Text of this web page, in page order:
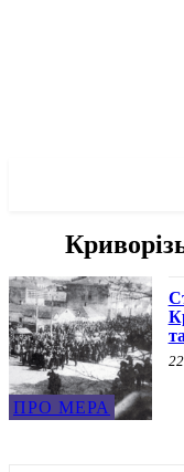
ПРО МЕРА